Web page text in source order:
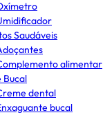
Saudáveis
alimentar
Bucal
dental
bucal